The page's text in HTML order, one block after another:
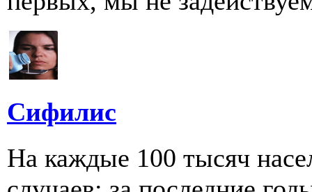
Сифилис
На каждые 100 тысяч